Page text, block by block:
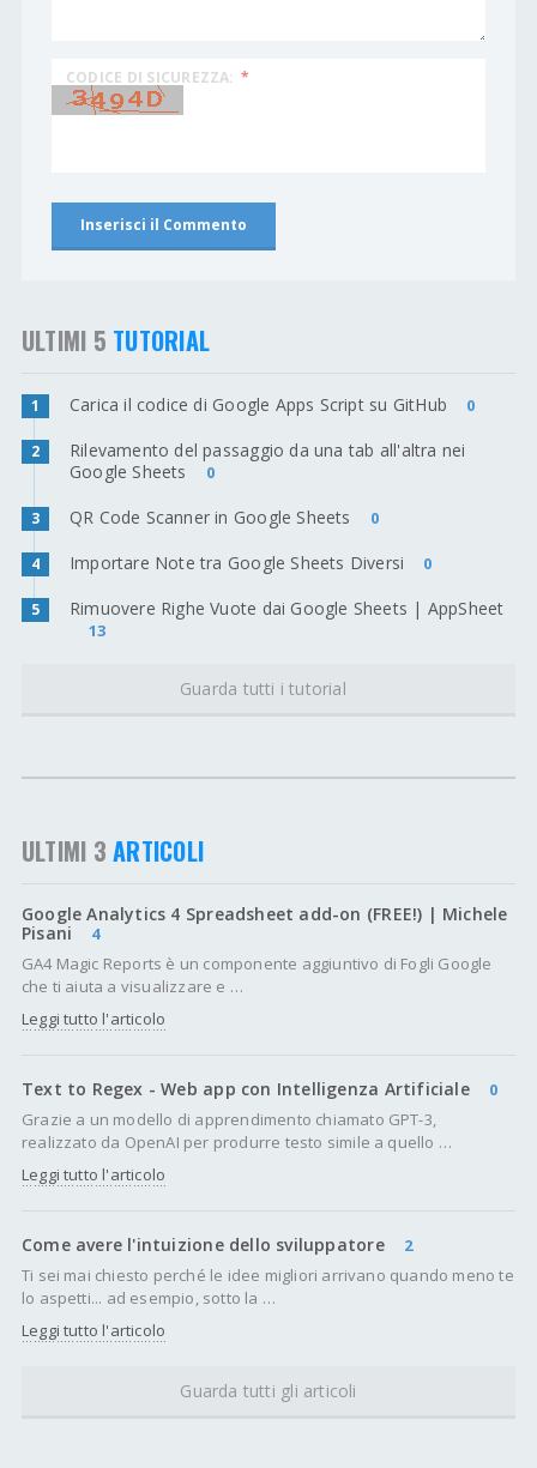
CODICE DI SICUREZZA: *
ULTIMI 5 TUTORIAL
1 Carica il codice di Google Apps Script su GitHub 0
2
Rilevamento del passaggio da una tab all'altra nei
Google Sheets
0
3 QR Code Scanner in Google Sheets 0
4 Importare Note tra Google Sheets Diversi 0
5 Rimuovere Righe Vuote dai Google Sheets | AppSheet
13
Guarda tutti i tutorial
ULTIMI 3ARTICOLI
Google Analytics 4 Spreadsheet add-on (FREE!) | Michele
Pisani
4
GA4 Magic Reports è un componente aggiuntivo di Fogli Google
che ti aiuta a visualizzare e …
Leggi tutto l'articolo
Text to Regex - Web app con Intelligenza Artificiale
0
Grazie a un modello di apprendimento chiamato GPT-3,
realizzato da OpenAI per produrre testo simile a quello …
Leggi tutto l'articolo
Come avere l'intuizione dello sviluppatore
2
Ti sei mai chiesto perché le idee migliori arrivano quando meno te
lo aspetti... ad esempio, sotto la …
Leggi tutto l'articolo
Guarda tutti gli articoli